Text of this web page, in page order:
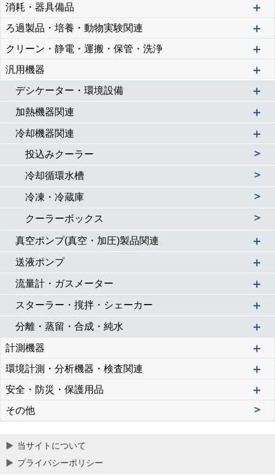
消耗・器具備品 ＋
ろ過製品・培養・動物実験関連 ＋
クリーン・静電・運搬・保管・洗浄 ＋
汎用機器 ＋
デシケーター・環境設備 ＋
加熱機器関連 ＋
冷却機器関連 ＋
投込みクーラー ＞
冷却循環水槽 ＞
冷凍・冷蔵庫 ＞
クーラーボックス ＞
真空ポンプ(真空・加圧)製品関連 ＋
送液ポンプ ＋
流量計・ガスメーター ＋
スターラー・撹拌・シェーカー ＋
分離・蒸留・合成・純水 ＋
計測機器 ＋
環境計測・分析機器・検査関連 ＋
安全・防災・保護用品 ＋
その他 ＞
当サイトについて
プライバシーポリシー